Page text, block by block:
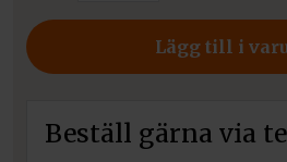
2
300 kr.
är:
1
Lägg till i
Beställ gärna via